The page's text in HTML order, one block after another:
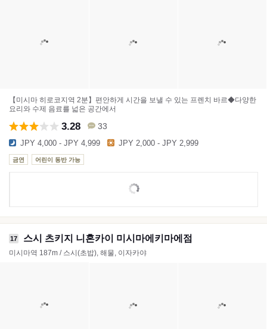
【미시마 히로코지역 2분】편안하게 시간을 보낼 수 있는 프렌치 바르◆다양한
요리와 수제 음료를 넓은 공간에서
3.28 33
JPY 4,000 - JPY 4,999 JPY 2,000 - JPY 2,999
금연 어린이 동반 가능
17 스시 츠키지 니혼카이 미시마에키마에점
미시마역 187m / 스시(초밥), 해물, 이자카야